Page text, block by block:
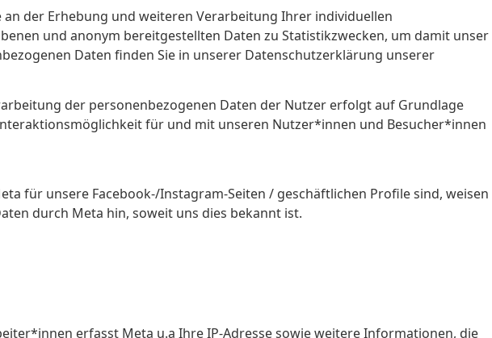
der Erhebung und weiteren Verarbeitung Ihrer individuellen
und anonym bereitgestellten Daten zu Statistikzwecken, um damit unser
Daten finden Sie in unserer Datenschutzerklärung unserer
der personenbezogenen Daten der Nutzer erfolgt auf Grundlage
für und mit unseren Nutzer*innen und Besucher*innen
für unsere Facebook-/Instagram-Seiten / geschäftlichen Profile sind, weisen
durch Meta hin, soweit uns dies bekannt ist.
erfasst Meta u.a Ihre IP-Adresse sowie weitere Informationen, die